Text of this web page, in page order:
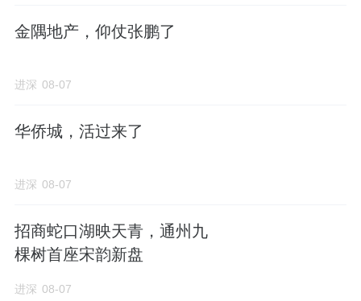
金隅地产，仰仗张鹏了
进深 08-07
华侨城，活过来了
进深 08-07
招商蛇口湖映天青，通州九
棵树首座宋韵新盘
进深 08-07